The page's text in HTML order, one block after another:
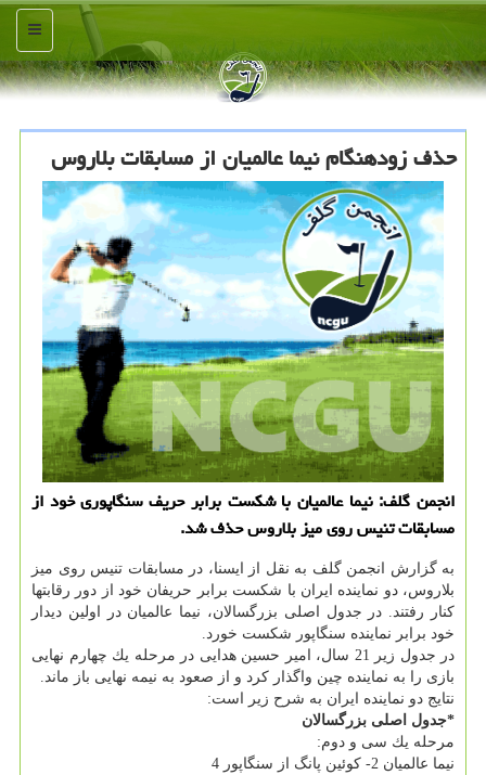
منو
حذف زودهنگام نیما عالمیان از مسابقات بلاروس
انجمن گلف: نیما عالمیان با شكست برابر حریف سنگاپوری خود از
مسابقات تنیس روی میز بلاروس حذف شد.
به گزارش انجمن گلف به نقل از ایسنا، در مسابقات تنیس روی میز
بلاروس، دو نماینده ایران با شكست برابر حریفان خود از دور رقابتها
كنار رفتند. در جدول اصلی بزرگسالان، نیما عالمیان در اولین دیدار
خود برابر نماینده سنگاپور شكست خورد.
در جدول زیر 21 سال، امیر حسین هدایی در مرحله یك چهارم نهایی
بازی را به نماینده چین واگذار كرد و از صعود به نیمه نهایی باز ماند.
نتایج دو نماینده ایران به شرح زیر است:
*جدول اصلی بزرگسالان
مرحله یك سی و دوم:
نیما عالمیان 2- كوئین پانگ از سنگاپور 4